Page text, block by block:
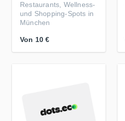
Restaurants, Wellness-
und Shopping-Spots in
München
Von 10 €